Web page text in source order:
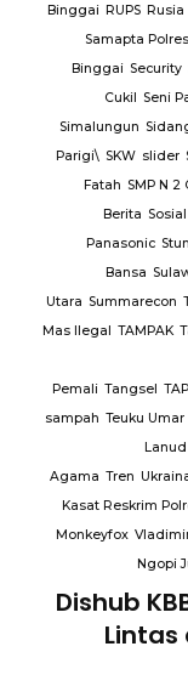
Binggai RUPS Rusia
Samapta
Binggai Security
Cukil Seni
Simalungun
Parigi\ SKW slider
Fatah SMP N
Berita Sosial
Panasonic
Bansa
Utara Summarecon
Mas Ilegal TAMPAK
Pemali Tangsel
sampah Teuku Umar
Agama Tren
Kasat Reskrim
Monkeyfox
Ngopi
Dishub
Lintas